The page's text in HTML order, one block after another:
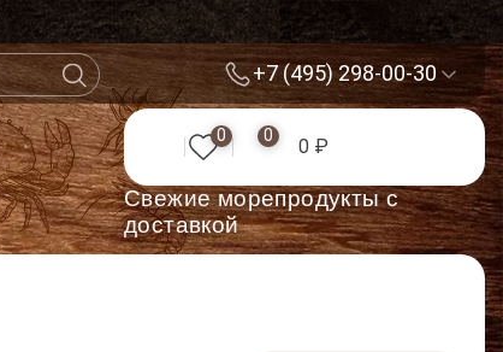
+7 (495) 298-00-30
0 0 0 ₽
Cвежие морепродукты с
доставкой